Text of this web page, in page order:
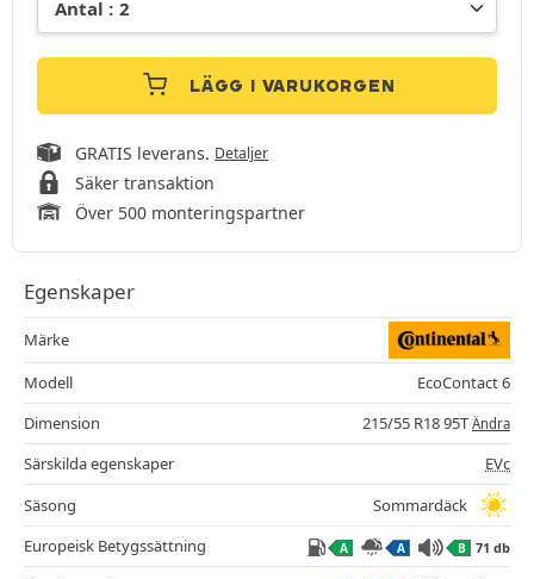
LÄGG I VARUKORGEN
GRATIS leverans. Detaljer
Säker transaktion
Över 500 monteringspartner
Egenskaper
Märke
Modell
EcoContact 6
Dimension
215/55 R18 95T Ändra
Särskilda egenskaper
EVc
Säsong
Sommardäck
Europeisk Betygssättning
A A B 71 db